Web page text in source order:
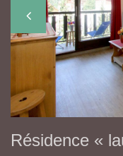
Résidence «